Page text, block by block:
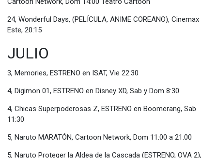
24, Wonderful Days, (PELÍCULA, ANIME COREANO), Cinemax
Este, 20:15
JULIO
3, Memories, ESTRENO en ISAT, Vie 22:30
4, Digimon 01, ESTRENO en Disney XD, Sab y Dom 8:30
4, Chicas Superpoderosas Z, ESTRENO en Boomerang, Sab
11:30
5, Naruto MARATÓN, Cartoon Network, Dom 11:00 a 21:00
5, Naruto Proteger la Aldea de la Cascada (ESTRENO, OVA 2),